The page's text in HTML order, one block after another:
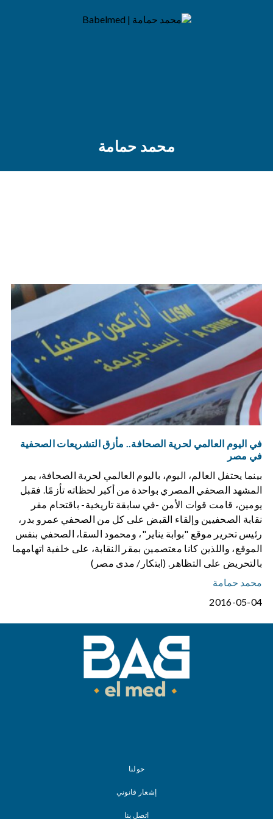
محمد حمامة
في اليوم العالمي لحرية الصحافة.. مأزق التشريعات الصحفية
في مصر
بينما يحتفل العالم، اليوم، باليوم العالمي لحرية الصحافة، يمر
المشهد الصحفي المصري بواحدة من أكبر لحظاته تأزمًا. فقبل
يومين، قامت قوات اﻷمن -في سابقة تاريخية- باقتحام مقر
نقابة الصحفيين وإلقاء القبض على كل من الصحفي عمرو بدر،
رئيس تحرير موقع "بوابة يناير"، ومحمود السقا، الصحفي بنفس
الموقع، واللذين كانا معتصمين بمقر النقابة، على خلفية اتهامهما
بالتحريض على التظاهر. (ابتكار/ مدى مصر)
محمد حمامة
2016-05-04
حولنا
إشعار قانوني
اتصل بنا